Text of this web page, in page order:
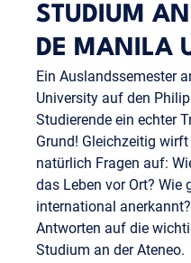
STUDIUM
DE MANILA
Ein Auslandssemester
University auf den
Studierende ein echter
Grund! Gleichzeitig
natürlich Fragen auf:
das Leben vor Ort? Wie
international
Antworten auf die
Studium an der Ateneo.